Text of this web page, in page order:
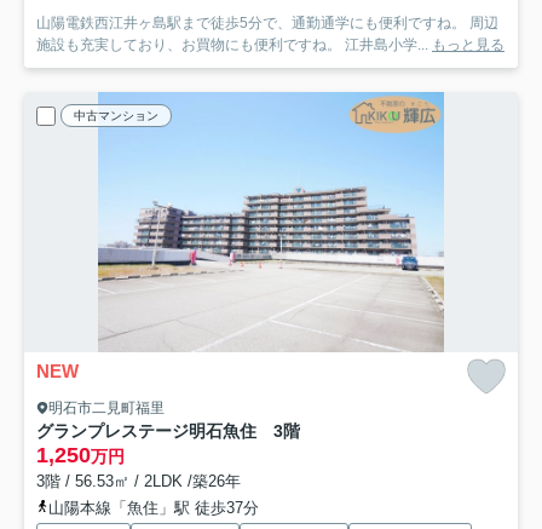
山陽電鉄西江井ヶ島駅まで徒歩5分で、通勤通学にも便利ですね。 周辺
施設も充実しており、お買物にも便利ですね。 江井島小学... もっと見る
中古マンション
NEW
明石市二見町福里
グランプレステージ明石魚住 3階
1,250万円
3階 / 56.53㎡ / 2LDK /築26年
山陽本線「魚住」駅 徒歩37分